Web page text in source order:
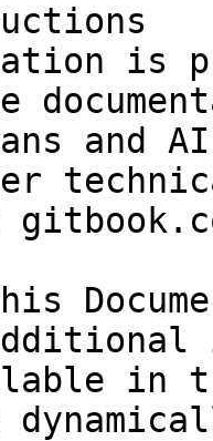
is
and
in